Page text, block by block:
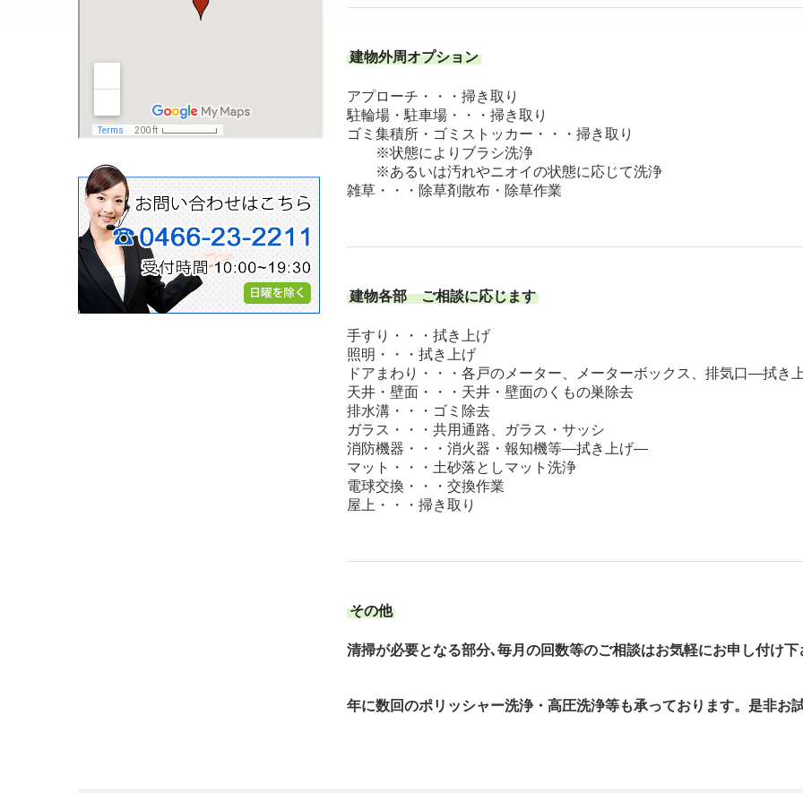
建物外周オプション
アプローチ・・・掃き取り
駐輪場・駐車場・・・掃き取り
ゴミ集積所・ゴミストッカー・・・掃き取り
※状態によりブラシ洗浄
※あるいは汚れやニオイの状態に応じて洗浄
雑草・・・除草剤散布・除草作業
建物各部 ご相談に応じます
手すり・・・拭き上げ
照明・・・拭き上げ
ドアまわり・・・各戸のメーター、メーターボックス、排気口―拭き
天井・壁面・・・天井・壁面のくもの巣除去
排水溝・・・ゴミ除去
ガラス・・・共用通路、ガラス・サッシ
消防機器・・・消火器・報知機等―拭き上げ―
マット・・・土砂落としマット洗浄
電球交換・・・交換作業
屋上・・・掃き取り
その他
清掃が必要となる部分､毎月の回数等のご相談はお気軽にお申し付け下
年に数回のポリッシャー洗浄・高圧洗浄等も承っております。是非お